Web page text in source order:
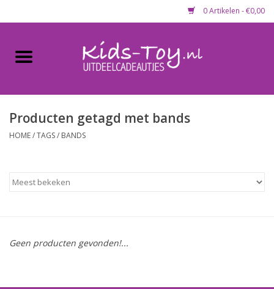
0 Artikelen - €0,00
Home
Gevulde capsules & mixen
Maandaanbieding
Lege capsules
Producten getagd met bands
HOME/TAGS/ BANDS
Geen producten gevonden!...